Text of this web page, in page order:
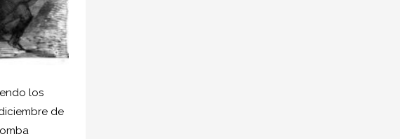
los
de